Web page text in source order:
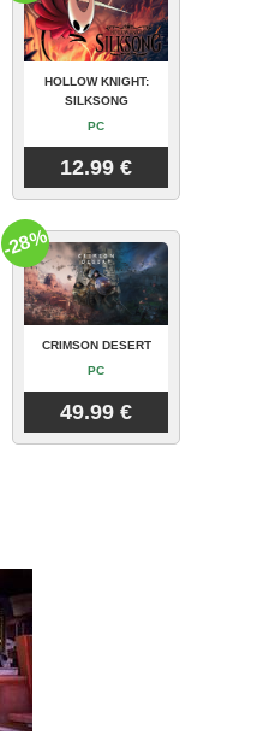
HOLLOW KNIGHT:
SILKSONG
PC
12.99 €
CRIMSON DESERT
PC
49.99 €
-28%